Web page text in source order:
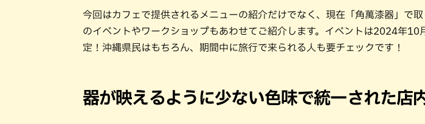
今回はカフェで提供されるメニューの紹介だけでなく、現在「角萬漆器」で
のイベントやワークショップもあわせてご紹介します。イベントは2024年10
定！沖縄県民はもちろん、期間中に旅行で来られる人も要チェックです！
器が映えるように少ない色味で統一された店